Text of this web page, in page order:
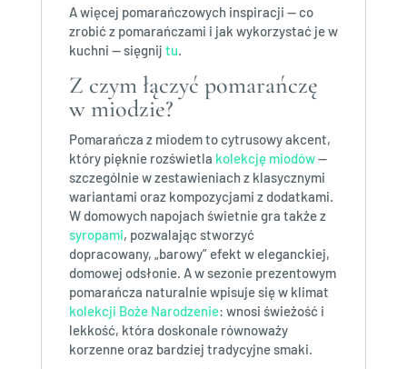
A więcej pomarańczowych inspiracji — co
zrobić z pomarańczami i jak wykorzystać je w
kuchni — sięgnij tu.
Z czym łączyć pomarańczę
w miodzie?
Pomarańcza z miodem to cytrusowy akcent,
który pięknie rozświetla kolekcję miodów—
szczególnie w zestawieniach z klasycznymi
wariantami oraz kompozycjami z dodatkami.
W domowych napojach świetnie gra także z
syropami, pozwalając stworzyć
dopracowany, „barowy” efekt w eleganckiej,
domowej odsłonie. A w sezonie prezentowym
pomarańcza naturalnie wpisuje się w klimat
kolekcji Boże Narodzenie: wnosi świeżość i
lekkość, która doskonale równoważy
korzenne oraz bardziej tradycyjne smaki.